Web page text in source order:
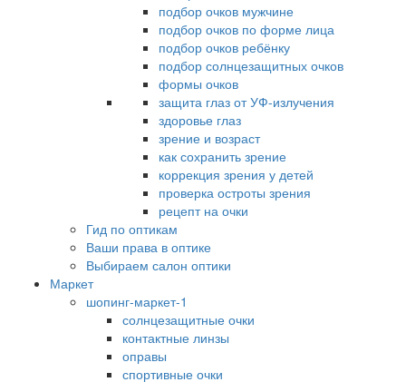
подбор очков мужчине
подбор очков по форме лица
подбор очков ребёнку
подбор солнцезащитных очков
формы очков
защита глаз от УФ-излучения
здоровье глаз
зрение и возраст
как сохранить зрение
коррекция зрения у детей
проверка остроты зрения
рецепт на очки
Гид по оптикам
Ваши права в оптике
Выбираем салон оптики
Маркет
шопинг-маркет-1
солнцезащитные очки
контактные линзы
оправы
спортивные очки